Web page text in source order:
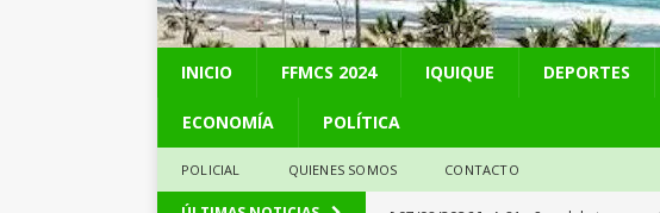
INICIO FFMCS 2024 IQUIQUE DEPORTES
ECONOMÍA POLÍTICA
POLICIAL QUIENES SOMOS CONTACTO